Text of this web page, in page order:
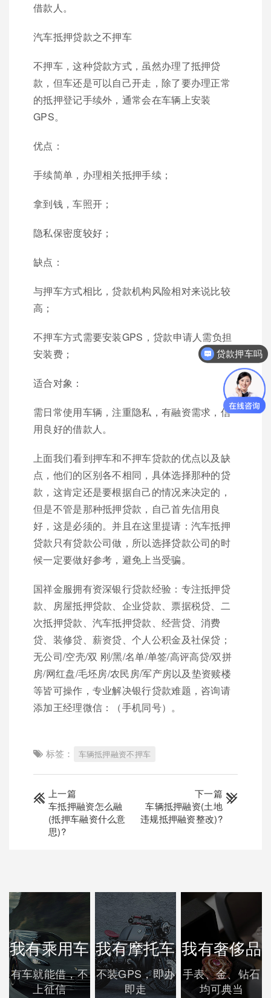
借款人。
汽车抵押贷款之不押车
不押车，这种贷款方式，虽然办理了抵押贷
款，但车还是可以自己开走，除了要办理正常
的抵押登记手续外，通常会在车辆上安装
GPS。
优点：
手续简单，办理相关抵押手续；
拿到钱，车照开；
隐私保密度较好；
缺点：
与押车方式相比，贷款机构风险相对来说比较
高；
不押车方式需要安装GPS，贷款申请人需负担
安装费；
适合对象：
需日常使用车辆，注重隐私，有融资需求，信
用良好的借款人。
上面我们看到押车和不押车贷款的优点以及缺
点，他们的区别各不相同，具体选择那种的贷
款，这肯定还是要根据自己的情况来决定的，
但是不管是那种抵押贷款，自己首先信用良
好，这是必须的。并且在这里提请：汽车抵押
贷款只有贷款公司做，所以选择贷款公司的时
候一定要做好参考，避免上当受骗。
国祥金服拥有资深银行贷款经验：专注抵押贷
款、房屋抵押贷款、企业贷款、票据税贷、二
次抵押贷款、汽车抵押贷款、经营贷、消费
贷、装修贷、薪资贷、个人公积金及社保贷；
无公司/空壳/双 刚/黑/名单/单签/高评高贷/双拼
房/网红盘/毛坯房/农民房/军产房以及垫资赎楼
等皆可操作，专业解决银行贷款难题，咨询请
添加王经理微信：（手机同号）。
标签： 车辆抵押融资不押车
上一篇
车抵押融资怎么融
(抵押车融资什么意
思)?
下一篇
车辆抵押融资(土地
违规抵押融资整改)?
我有乘用车
有车就能借，不
上征信
我有摩托车
不装GPS，即办
即走
我有奢侈品
手表、金、钻石
均可典当
贷款押车吗